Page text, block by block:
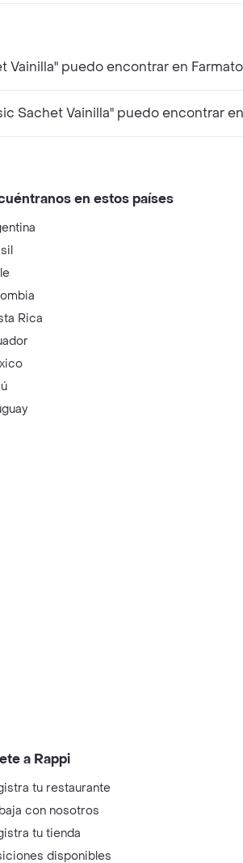
puedo encontrar en
Sachet Vainilla" puedo encontrar
en estos países
Rica
a Rappi
tu restaurante
con nosotros
tu tienda
disponibles